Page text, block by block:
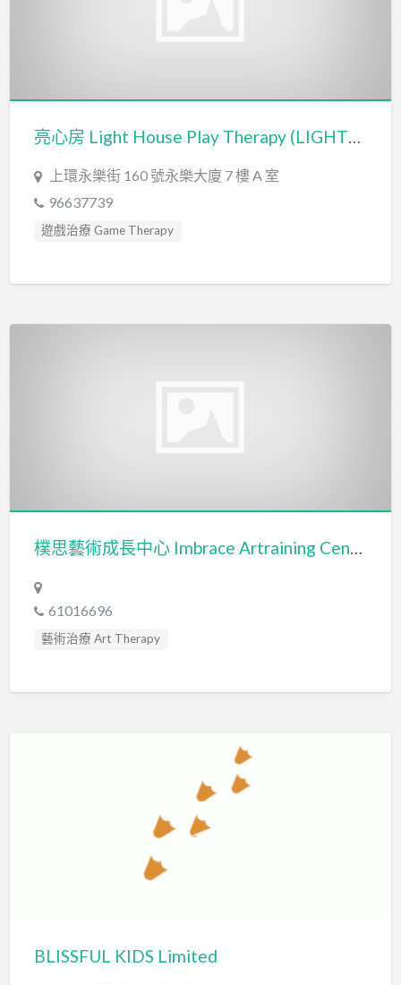
亮心房 Light House Play Therapy (LIGHTHOUSE PLAY AND WRITE)
上環永樂街 160 號永樂大廈 7 樓 A 室
96637739
遊戲治療 Game Therapy
樸思藝術成長中心 Imbrace Artraining Center (力藝有限公司 FANCY POWER LIMITED)
61016696
藝術治療 Art Therapy
BLISSFUL KIDS Limited